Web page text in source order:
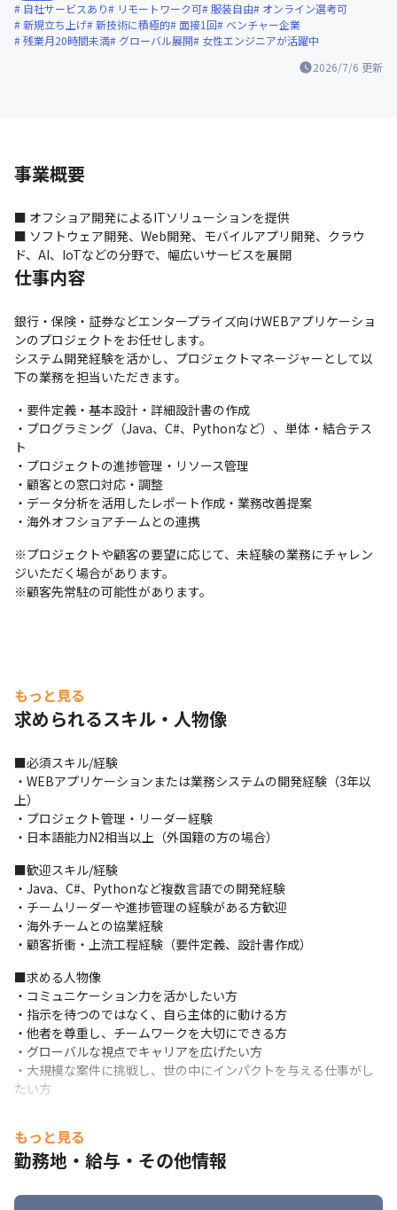
2026/7/6 更新
自社サービスあり
リモートワーク可 服装自由
オンライン選考可
新規立ち上げ 新技術に積極的 面接1回
ベンチャー企業
残業月20時間未満
グローバル展開 女性エンジニアが活躍中
事業概要
■ オフショア開発によるITソリューションを提供
■ ソフトウェア開発、Web開発、モバイルアプリ開発、クラウ
ド、AI、IoTなどの分野で、幅広いサービスを展開
仕事内容
銀行・保険・証券などエンタープライズ向けWEBアプリケーショ
ンのプロジェクトをお任せします。
システム開発経験を活かし、プロジェクトマネージャーとして以
下の業務を担当いただきます。
・要件定義・基本設計・詳細設計書の作成
・プログラミング（Java、C#、Pythonなど）、単体・結合テス
ト
・プロジェクトの進捗管理・リソース管理
・顧客との窓口対応・調整
・データ分析を活用したレポート作成・業務改善提案
・海外オフショアチームとの連携
※プロジェクトや顧客の要望に応じて、未経験の業務にチャレン
ジいただく場合があります。
※顧客先常駐の可能性があります。
もっと見る
求められるスキル・人物像
■必須スキル/経験
・WEBアプリケーションまたは業務システムの開発経験（3年以
上）
・プロジェクト管理・リーダー経験
・日本語能力N2相当以上（外国籍の方の場合）
■歓迎スキル/経験
・Java、C#、Pythonなど複数言語での開発経験
・チームリーダーや進捗管理の経験がある方歓迎
・海外チームとの協業経験
・顧客折衝・上流工程経験（要件定義、設計書作成）
■求める人物像
・コミュニケーション力を活かしたい方
・指示を待つのではなく、自ら主体的に動ける方
・他者を尊重し、チームワークを大切にできる方
・グローバルな視点でキャリアを広げたい方
・大規模な案件に挑戦し、世の中にインパクトを与える仕事がし
たい方
もっと見る
勤務地・給与・その他情報